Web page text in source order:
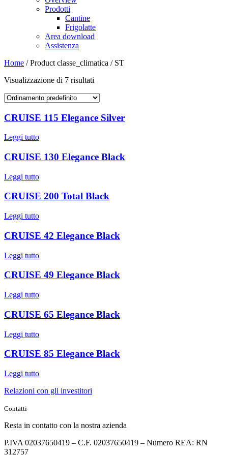
Prodotti
Cantine
Frigolatte
Area download
Assistenza
Home / Product classe_climatica / ST
Visualizzazione di 7 risultati
CRUISE 115 Elegance Silver
Leggi tutto
CRUISE 130 Elegance Black
Leggi tutto
CRUISE 200 Total Black
Leggi tutto
CRUISE 42 Elegance Black
Leggi tutto
CRUISE 49 Elegance Black
Leggi tutto
CRUISE 65 Elegance Black
Leggi tutto
CRUISE 85 Elegance Black
Leggi tutto
Relazioni con gli investitori
Contatti
Resta in contatto con la nostra azienda
P.IVA 02037650419 – C.F. 02037650419 – Numero REA: RN
312757